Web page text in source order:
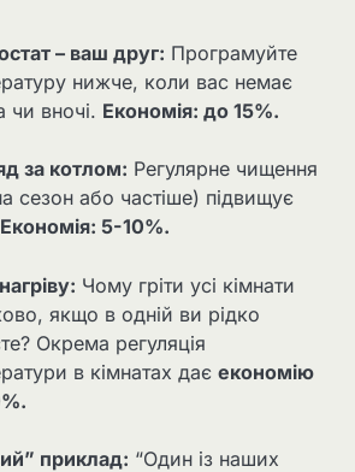
– ваш друг: Програмуйте
нижче, коли вас немає
чи вночі. Економія: до 15%.
за котлом: Регулярне чищення
сезон або частіше) підвищує
Економія: 5-10%.
Чому гріти усі кімнати
якщо в одній ви рідко
Окрема регуляція
в кімнатах дає економію
приклад: “Один із наших